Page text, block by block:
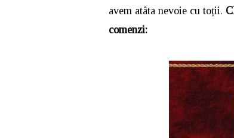
avem atâta nevoie cu toții.
comenzi: